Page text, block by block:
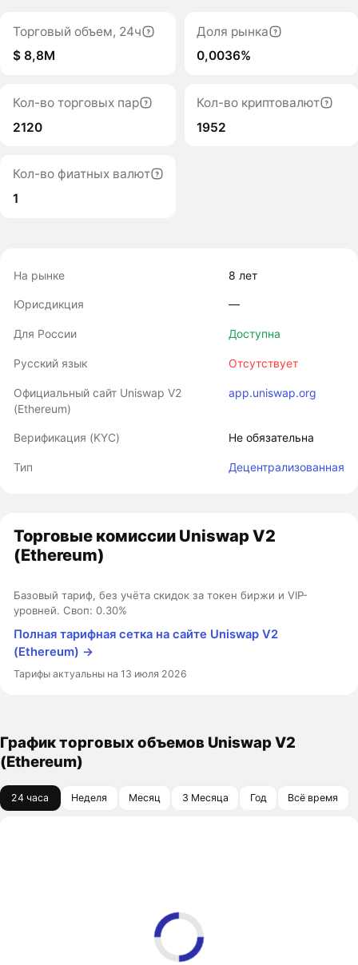
Торговый объем, 24ч
$ 8,8M
Доля рынка
0,0036%
Кол-во торговых пар
2120
Кол-во криптовалют
1952
Кол-во фиатных валют
1
На рынке 8 лет
Юрисдикция ―
Для России Доступна
Русский язык Отсутствует
Официальный сайт Uniswap V2
(Ethereum)
app.uniswap.org
Верификация (KYC) Не обязательна
Тип Децентрализованная
Торговые комиссии Uniswap V2
(Ethereum)
Базовый тариф, без учёта скидок за токен биржи и VIP-
уровней. Своп: 0.30%
Полная тарифная сетка на сайте Uniswap V2
(Ethereum) →
Тарифы актуальны на 13 июля 2026
График торговых объемов Uniswap V2
(Ethereum)
24 часа Неделя Месяц 3 Месяца Год Всё время